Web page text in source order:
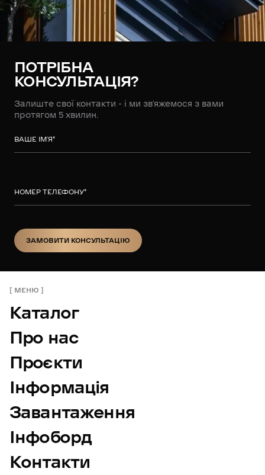
ПОТРІБНА
КОНСУЛЬТАЦІЯ?
Залиште свої контакти - і ми зв’яжемося з вами
протягом 5 хвилин.
ВАШЕ ІМ’Я*
НОМЕР ТЕЛЕФОНУ*
ЗАМОВИТИ КОНСУЛЬТАЦІЮ
МЕНЮ
Каталог
Про нас
Проєкти
Інформація
Завантаження
Інфоборд
Контакти